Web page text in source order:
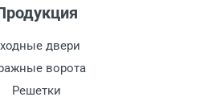
двери
ворота
Решетки